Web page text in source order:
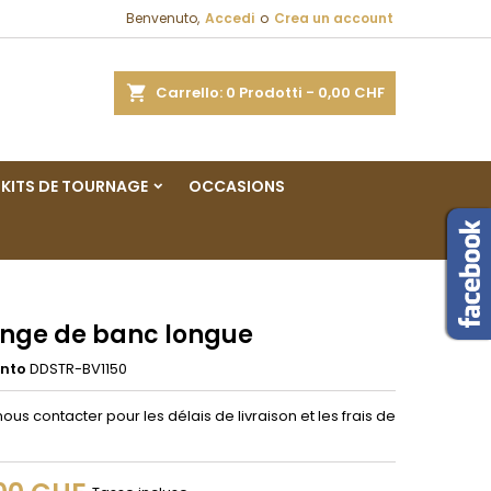
Benvenuto, Accedi o Crea un account
Carrello 0 Prodotti - 0,00 CHF
KITS DE TOURNAGE OCCASIONS
de banc longue
DDSTR-BV1150
contacter pour les délais de livraison et les frais de